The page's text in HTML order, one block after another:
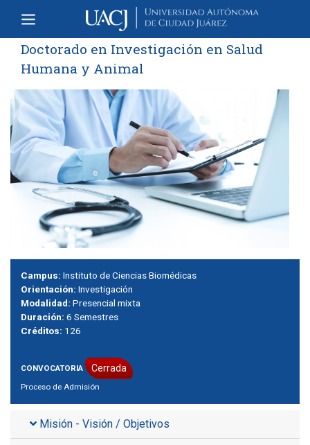
Doctorado en Investigación en Salud
Humana y Animal
Campus: Instituto de Ciencias Biomédicas
Orientación: Investigación
Modalidad: Presencial mixta
Duración: 6 Semestres
Créditos: 126
CONVOCATORIA Cerrada
Proceso de Admisión
Misión - Visión / Objetivos